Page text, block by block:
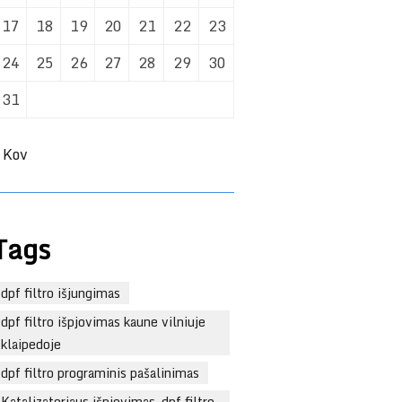
17
18 19 20 21 22
23
24
25 26 27 28 29
30
31
dpf filtro išjungimas
dpf filtro išpjovimas kaune vilniuje
klaipedoje
dpf filtro programinis pašalinimas